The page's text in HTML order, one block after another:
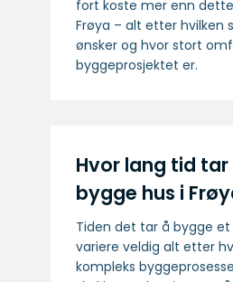
fort koste mer enn
Frøya – alt etter hvilken
ønsker og hvor stort
byggeprosjektet er.
Hvor lang tid
bygge hus i
Tiden det tar å bygge et
variere veldig alt etter
kompleks